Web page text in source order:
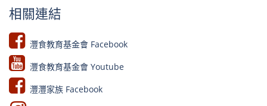
相關連結
灃食教育基金會 Facebook​
灃食教育基金會 Youtube​​
灃灃家族 Facebook